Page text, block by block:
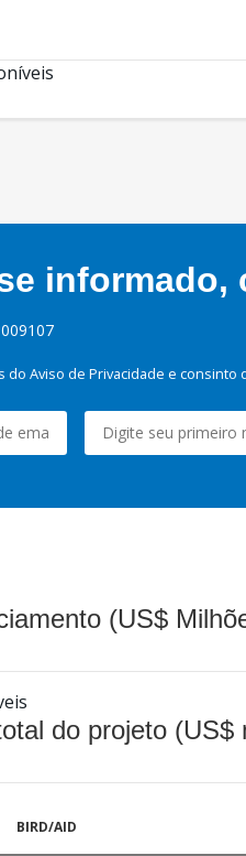
informado,
do Aviso de Privacidade e
(US$
do projeto (US$
BIRD/AID